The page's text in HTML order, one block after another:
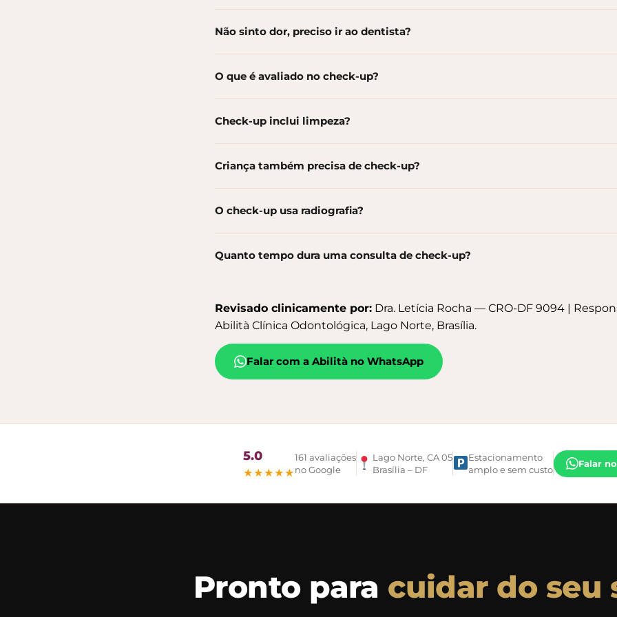
Não sinto dor, preciso ir ao dentista?
O que é avaliado no check-up?
Check-up inclui limpeza?
Criança também precisa de check-up?
O check-up usa radiografia?
Quanto tempo dura uma consulta de check-up?
Revisado clinicamente por: Dra. Letícia Rocha — CRO-DF 9094 |
Abilità Clínica Odontológica, Lago Norte, Brasília.
Falar com a Abilità no WhatsApp
5.0
★★★★★
161 avaliações
no Google
Lago Norte, CA 05
Brasília – DF
Estacionamento
amplo e sem custo
Falar
Pronto para cuidar do seu